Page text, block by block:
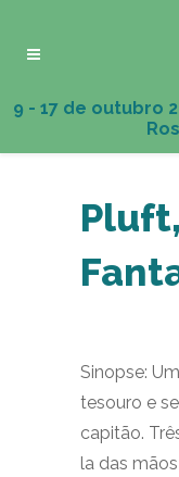
Sinopse:
tesouro e
capitão.
la das